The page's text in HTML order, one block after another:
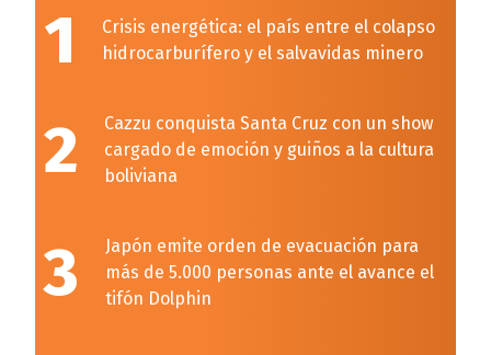
1
Crisis energética: el país entre el colapso
hidrocarburífero y el salvavidas minero
2
Cazzu conquista Santa Cruz con un show
cargado de emoción y guiños a la cultura
boliviana
3
Japón emite orden de evacuación para
más de 5.000 personas ante el avance el
tifón Dolphin